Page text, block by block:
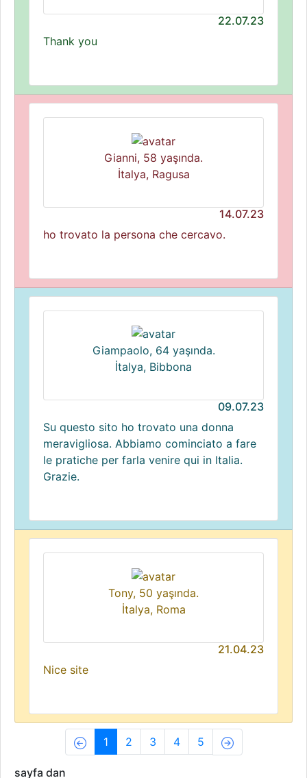
22.07.23
Thank you
Gianni, 58 yaşında.
İtalya, Ragusa
14.07.23
ho trovato la persona che cercavo.
Giampaolo, 64 yaşında.
İtalya, Bibbona
09.07.23
Su questo sito ho trovato una donna
meravigliosa. Abbiamo cominciato a fare
le pratiche per farla venire qui in Italia.
Grazie.
Tony, 50 yaşında.
İtalya, Roma
21.04.23
Nice site
1(current)
2 3 4 5
sayfa dan